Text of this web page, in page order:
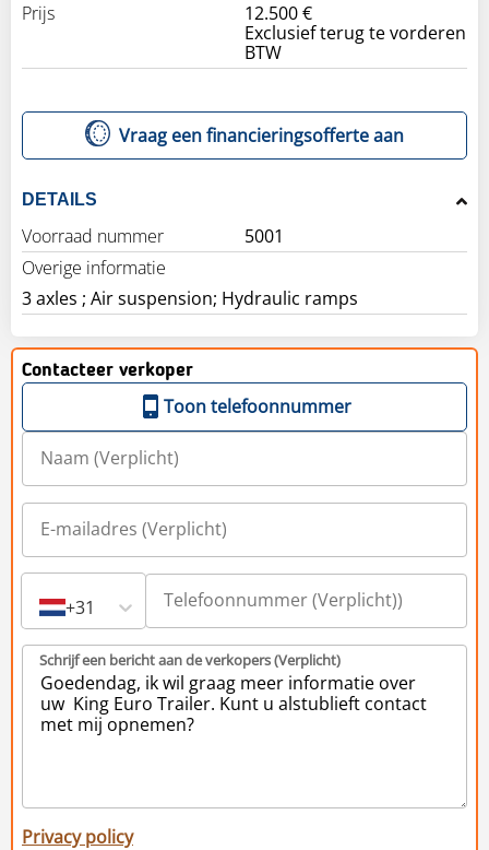
Prijs
12.500 €
Exclusief terug te vorderen
BTW
Vraag een financieringsofferte aan
DETAILS
Voorraad nummer
5001
Overige informatie
3 axles ; Air suspension; Hydraulic ramps
Contacteer verkoper
Toon telefoonnummer
+31
Schrijf een bericht aan de verkopers (Verplicht)
Privacy policy